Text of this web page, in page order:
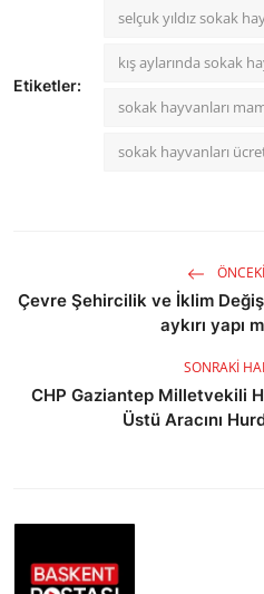
Etiketler:
selçuk yıldız sokak
kış aylarında sokak
sokak hayvanları
sokak hayvanları
Çevre Şehircilik ve İklim
aykırı yapı
SONRAKI
CHP Gaziantep Milletvekili
Üstü Aracını